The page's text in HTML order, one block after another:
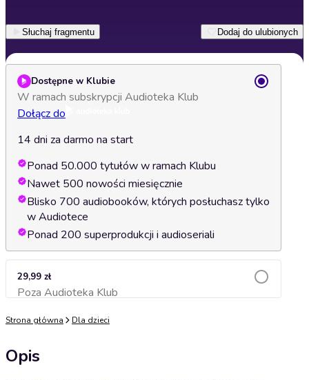
Słuchaj fragmentu Dodaj do ulubionych
Dostępne w Klubie
W ramach subskrypcji Audioteka Klub
Dołącz do
14 dni za darmo na start
Ponad 50.000 tytułów w ramach Klubu
Nawet 500 nowości miesięcznie
Blisko 700 audiobooków, których posłuchasz tylko
w Audiotece
Ponad 200 superprodukcji i audioseriali
29,99 zł
Poza Audioteka KlubDodaj do koszyka
Strona główna Dla dzieci
Opis